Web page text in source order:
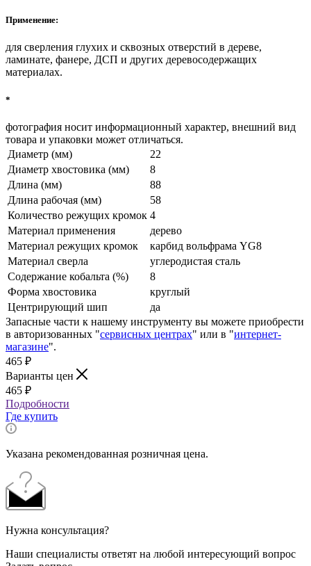
Применение:
для сверления глухих и сквозных отверстий в дереве,
ламинате, фанере, ДСП и других деревосодержащих
материалах.
*
фотография носит информационный характер, внешний вид
товара и упаковки может отличаться.
Диаметр (мм)
22
Диаметр хвостовика (мм)
8
Длина (мм)
88
Длина рабочая (мм)
58
Количество режущих кромок 4
Материал применения
дерево
Материал режущих кромок
карбид вольфрама YG8
Материал сверла
углеродистая сталь
Содержание кобальта (%)
8
Форма хвостовика
круглый
Центрирующий шип
да
Запасные части к нашему инструменту вы можете приобрести
в авторизованных "сервисных центрах" или в "интернет-
магазине".
465 ₽
Варианты цен
465 ₽
Подробности
Где купить
Указана рекомендованная розничная цена.
Нужна консультация?
Наши специалисты ответят на любой интересующий вопрос